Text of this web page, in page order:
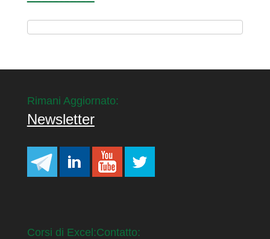
Rimani Aggiornato:
Newsletter
Corsi di Excel:Contatto: